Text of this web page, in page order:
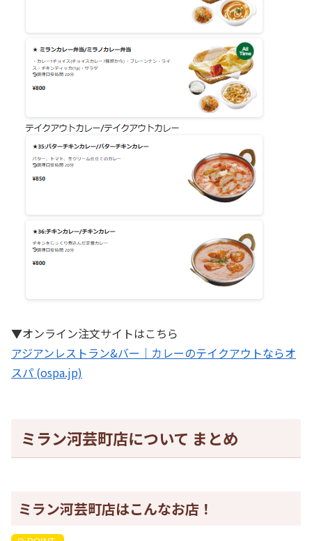
▼オンライン注文サイトはこちら
アジアンレストラン&バー｜カレーのテイクアウトならオ
スパ (ospa.jp)
ミラン河芸町店について まとめ
ミラン河芸町店はこんなお店！